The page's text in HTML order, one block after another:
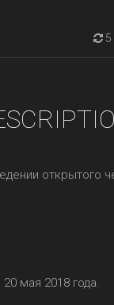
5
открытого
мая 2018 года.